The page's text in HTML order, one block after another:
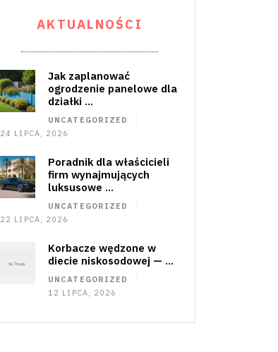
AKTUALNOŚCI
Jak zaplanować
ogrodzenie panelowe dla
działki …
UNCATEGORIZED
24 LIPCA, 2026
Poradnik dla właścicieli
firm wynajmujących
luksusowe …
UNCATEGORIZED
22 LIPCA, 2026
Korbacze wędzone w
diecie niskosodowej — …
UNCATEGORIZED
12 LIPCA, 2026